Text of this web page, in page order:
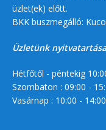
üzlet(ek) előtt.
BKK buszmegálló:
Üzletünk
Hétfőtől - péntekig
Szombaton : 09:00 -
Vasárnap : 10:00 -